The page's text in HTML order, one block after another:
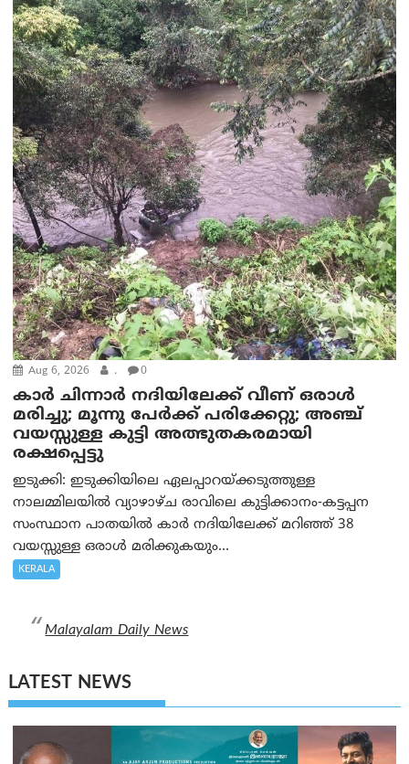
Aug 6, 2026 . 0
കാര്‍ ചിന്നാര്‍ നദിയിലേക്ക് വീണ് ഒരാള്‍
മരിച്ചു; മൂന്നു പേര്‍ക്ക് പരിക്കേറ്റു; അഞ്ച്
വയസ്സുള്ള കുട്ടി അത്ഭുതകരമായി
രക്ഷപ്പെട്ടു
ഇടുക്കി: ഇടുക്കിയിലെ ഏലപ്പാറയ്ക്കടുത്തുള്ള
നാലമ്മിലയിൽ വ്യാഴാഴ്ച രാവിലെ കുട്ടിക്കാനം-കട്ടപ്പന
സംസ്ഥാന പാതയിൽ കാർ നദിയിലേക്ക് മറിഞ്ഞ് 38
വയസ്സുള്ള ഒരാൾ മരിക്കുകയും...
KERALA
Malayalam Daily News
LATEST NEWS